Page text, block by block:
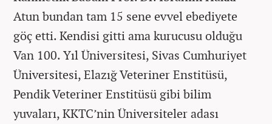
Atun bundan tam 15 sene evvel ebediyete
göç etti. Kendisi gitti ama kurucusu olduğu
Van 100. Yıl Üniversitesi, Sivas Cumhuriyet
Üniversitesi, Elazığ Veteriner Enstitüsü,
Pendik Veteriner Enstitüsü gibi bilim
yuvaları, KKTC’nin Üniversiteler adası